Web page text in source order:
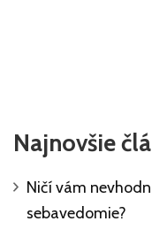
Najnovšie
Ničí vám
sebavedomie?